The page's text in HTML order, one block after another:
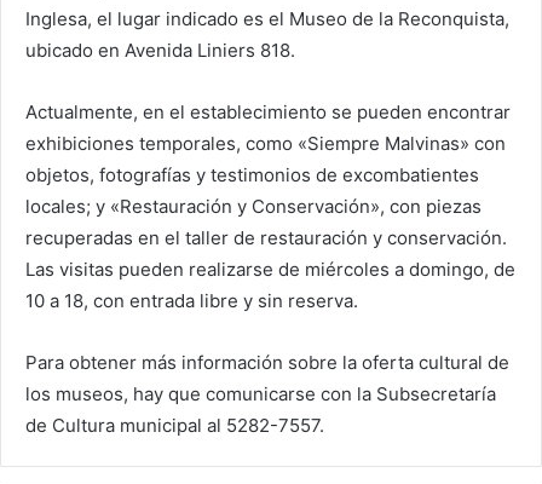
Inglesa, el lugar indicado es el Museo de la Reconquista,
ubicado en Avenida Liniers 818.
Actualmente, en el establecimiento se pueden encontrar
exhibiciones temporales, como «Siempre Malvinas» con
objetos, fotografías y testimonios de excombatientes
locales; y «Restauración y Conservación», con piezas
recuperadas en el taller de restauración y conservación.
Las visitas pueden realizarse de miércoles a domingo, de
10 a 18, con entrada libre y sin reserva.
Para obtener más información sobre la oferta cultural de
los museos, hay que comunicarse con la Subsecretaría
de Cultura municipal al 5282-7557.